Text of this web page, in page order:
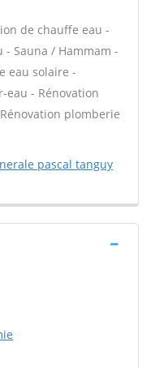
de chauffe eau -
Sauna / Hammam -
eau solaire -
eau - Rénovation
plomberie
pascal tanguy